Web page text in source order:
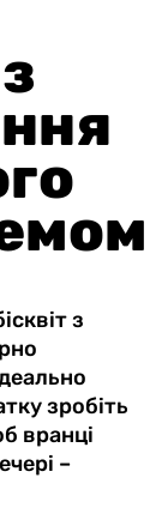
з
зробіть
вранці
–